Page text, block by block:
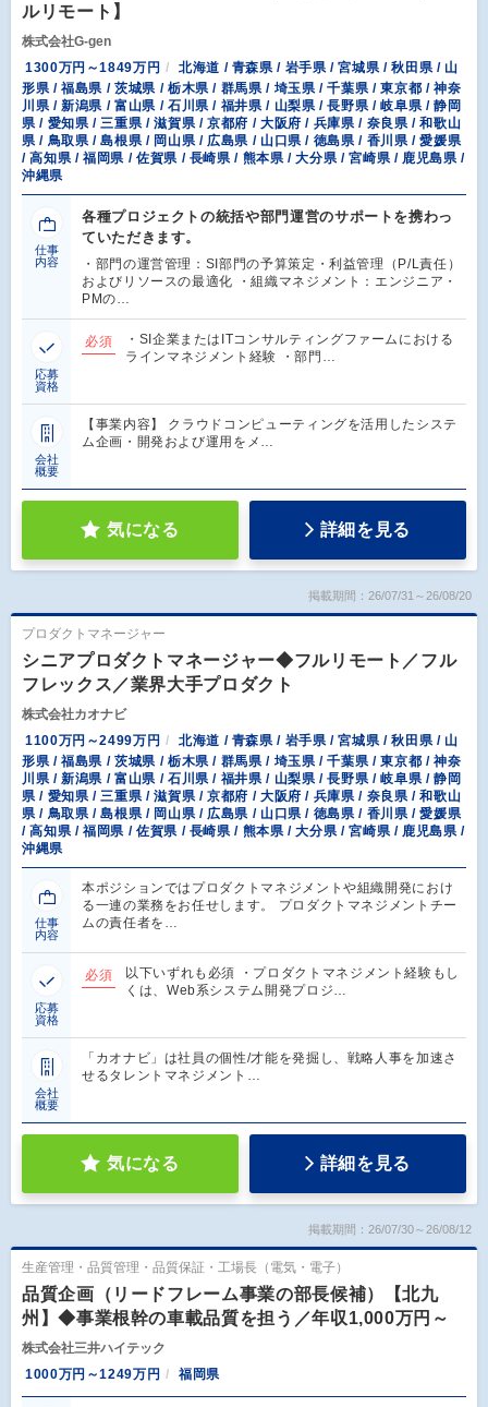
ルリモート】
株式会社G-gen
1300万円～1849万円
北海道 / 青森県 / 岩手県 / 宮城県 / 秋田県 / 山
形県 / 福島県 / 茨城県 / 栃木県 / 群馬県 / 埼玉県 / 千葉県 / 東京都 / 神奈
川県 / 新潟県 / 富山県 / 石川県 / 福井県 / 山梨県 / 長野県 / 岐阜県 / 静岡
県 / 愛知県 / 三重県 / 滋賀県 / 京都府 / 大阪府 / 兵庫県 / 奈良県 / 和歌山
県 / 鳥取県 / 島根県 / 岡山県 / 広島県 / 山口県 / 徳島県 / 香川県 / 愛媛県
/ 高知県 / 福岡県 / 佐賀県 / 長崎県 / 熊本県 / 大分県 / 宮崎県 / 鹿児島県 /
沖縄県
仕事
内容
各種プロジェクトの統括や部門運営のサポートを携わっ
ていただきます。
・部門の運営管理：SI部門の予算策定・利益管理（P/L責任）
およびリソースの最適化 ・組織マネジメント：エンジニア・
PMの…
応募
資格
必須
・SI企業またはITコンサルティングファームにおける
ラインマネジメント経験 ・部門…
会社
概要
【事業内容】 クラウドコンピューティングを活用したシステ
ム企画・開発および運用をメ…
気になる 詳細を見る
掲載期間：26/07/31～26/08/20
プロダクトマネージャー
シニアプロダクトマネージャー◆フルリモート／フル
フレックス／業界大手プロダクト
株式会社カオナビ
1100万円～2499万円
北海道 / 青森県 / 岩手県 / 宮城県 / 秋田県 / 山
形県 / 福島県 / 茨城県 / 栃木県 / 群馬県 / 埼玉県 / 千葉県 / 東京都 / 神奈
川県 / 新潟県 / 富山県 / 石川県 / 福井県 / 山梨県 / 長野県 / 岐阜県 / 静岡
県 / 愛知県 / 三重県 / 滋賀県 / 京都府 / 大阪府 / 兵庫県 / 奈良県 / 和歌山
県 / 鳥取県 / 島根県 / 岡山県 / 広島県 / 山口県 / 徳島県 / 香川県 / 愛媛県
/ 高知県 / 福岡県 / 佐賀県 / 長崎県 / 熊本県 / 大分県 / 宮崎県 / 鹿児島県 /
沖縄県
仕事
内容
本ポジションではプロダクトマネジメントや組織開発におけ
る一連の業務をお任せします。 プロダクトマネジメントチー
ムの責任者を…
応募
資格
必須
以下いずれも必須 ・プロダクトマネジメント経験もし
くは、Web系システム開発プロジ…
会社
概要
「カオナビ」は社員の個性/才能を発掘し、戦略人事を加速さ
せるタレントマネジメント…
気になる 詳細を見る
掲載期間：26/07/30～26/08/12
生産管理・品質管理・品質保証・工場長（電気・電子）
品質企画（リードフレーム事業の部長候補）【北九
州】◆事業根幹の車載品質を担う／年収1,000万円～
株式会社三井ハイテック
1000万円～1249万円
福岡県